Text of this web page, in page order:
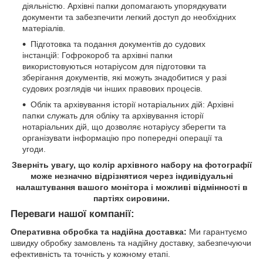
діяльністю. Архівні папки допомагають упорядкувати
документи та забезпечити легкий доступ до необхідних
матеріалів.
Підготовка та подання документів до судових
інстанцій: Гофрокороб та архівні папки
використовуються нотаріусом для підготовки та
зберігання документів, які можуть знадобитися у разі
судових розглядів чи інших правових процесів.
Облік та архівування історії нотаріальних дій: Архівні
папки служать для обліку та архівування історії
нотаріальних дій, що дозволяє нотаріусу зберегти та
організувати інформацію про попередні операції та
угоди.
Зверніть увагу, що колір архівного набору на фотографії
може незначно відрізнятися через індивідуальні
налаштування вашого монітора і можливі відмінності в
партіях сировини.
Переваги нашої компанії:
Оперативна обробка та надійна доставка: Ми гарантуємо
швидку обробку замовлень та надійну доставку, забезпечуючи
ефективність та точність у кожному етапі.